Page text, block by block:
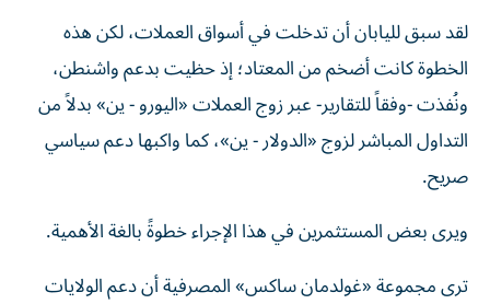
لقد سبق لليابان أن تدخلت في أسواق العملات، لكن هذه
الخطوة كانت أضخم من المعتاد؛ إذ حظيت بدعم واشنطن،
ونُفذت -وفقاً للتقارير- عبر زوج العملات «اليورو - ين» بدلاً من
التداول المباشر لزوج «الدولار - ين»، كما واكبها دعم سياسي
صريح.
ويرى بعض المستثمرين في هذا الإجراء خطوةً بالغة الأهمية.
ترى مجموعة «غولدمان ساكس» المصرفية أن دعم الولايات